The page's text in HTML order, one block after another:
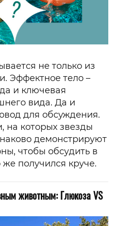
не только из
Эффектное тело –
и ключевая
вида. Да и
для обсуждения.
на которых звезды
демонстрируют
чтобы обсудить в
получился круче.
животным: Глюкоза VS